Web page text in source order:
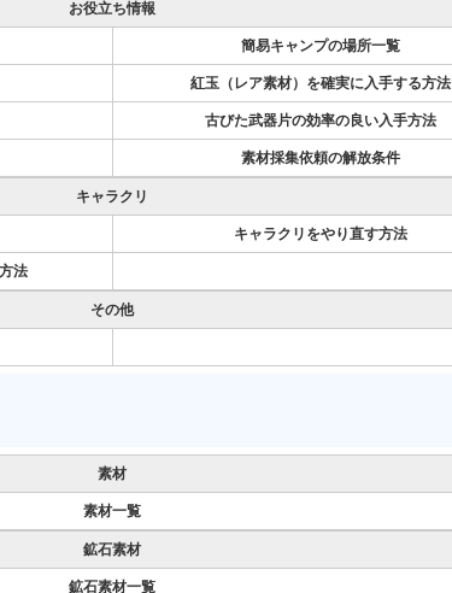
お役立ち情報
簡易キャンプの場所一覧
紅玉（レア素材）を確実に入手する方法
古びた武器片の効率の良い入手方法
素材採集依頼の解放条件
キャラクリ
キャラクリをやり直す方法
法
その他
素材
素材一覧
鉱石素材
鉱石素材一覧